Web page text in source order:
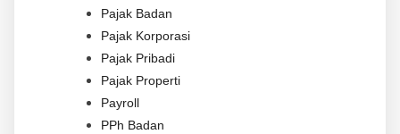
Pajak Badan
Pajak Korporasi
Pajak Pribadi
Pajak Properti
Payroll
PPh Badan